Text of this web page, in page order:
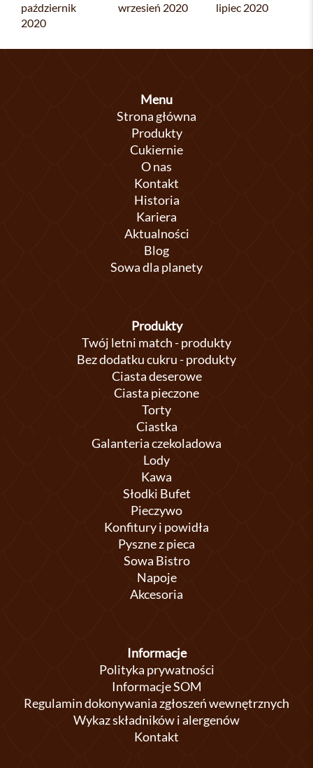
październik
2020
wrzesień 2020 lipiec 2020
Menu
Strona główna
Produkty
Cukiernie
O nas
Kontakt
Historia
Kariera
Aktualności
Blog
Sowa dla planety
Produkty
Twój letni match - produkty
Bez dodatku cukru - produkty
Ciasta deserowe
Ciasta pieczone
Torty
Ciastka
Galanteria czekoladowa
Lody
Kawa
Słodki Bufet
Pieczywo
Konfitury i powidła
Pyszne z pieca
Sowa Bistro
Napoje
Akcesoria
Informacje
Polityka prywatności
Informacje SOM
Regulamin dokonywania zgłoszeń wewnętrznych
Wykaz składników i alergenów
Kontakt